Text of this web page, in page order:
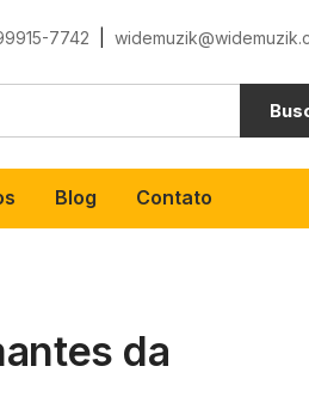
7742
Blog Contato
da